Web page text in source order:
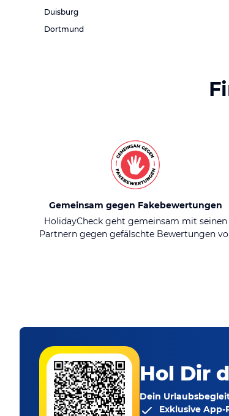
Duisburg
Dortmund
Gemeinsam gegen Fakebewertungen
HolidayCheck geht gemeinsam mit seinen
Partnern gegen gefälschte Bewertungen
Hol Dir
Dein
Exklusive App-